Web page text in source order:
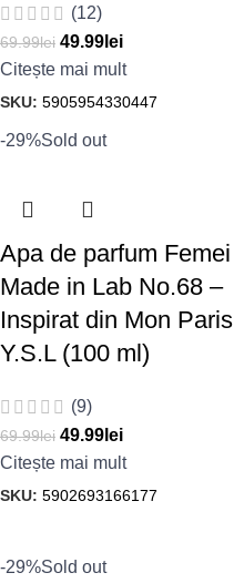
(12)
69.99lei 49.99 lei
Citește mai mult
SKU: 5905954330447
-29%Sold out
Apa de parfum Femei
Made in Lab No.68 –
Inspirat din Mon Paris
Y.S.L (100 ml)
(9)
69.99lei 49.99 lei
Citește mai mult
SKU: 5902693166177
-29%Sold out